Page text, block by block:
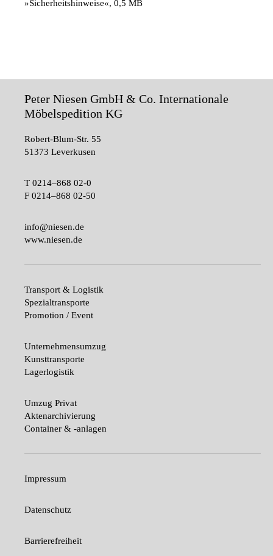
»Sicherheitshinweise«, 0,5 MB
Peter Niesen GmbH & Co. Internationale
Möbelspedition KG
Robert-Blum-Str. 55
51373 Leverkusen
T 0214–868 02-0
F 0214–868 02-50
info@niesen.de
www.niesen.de
Transport & Logistik
Spezialtransporte
Promotion / Event
Unternehmensumzug
Kunsttransporte
Lagerlogistik
Umzug Privat
Aktenarchivierung
Container & -anlagen
Impressum
Datenschutz
Barrierefreiheit